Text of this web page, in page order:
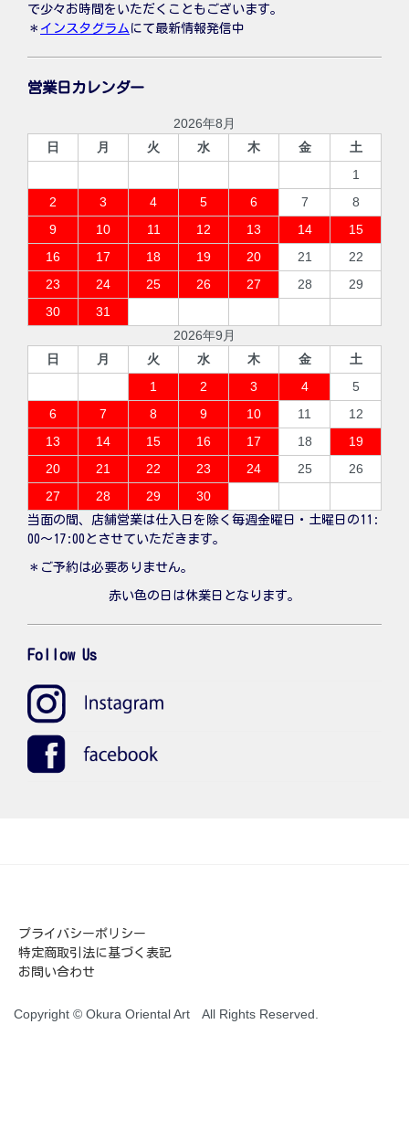
で少々お時間をいただくこともございます。
＊ インスタグラム にて最新情報発信中
営業日カレンダー
2026年8月
日
月 火 水 木 金
土
1
2
3 4 5 6 7
8
9
10 11 12 13 14
15
16
17 18 19 20 21
22
23
24 25 26 27 28
29
30
31
2026年9月
日
月 火 水 木 金
土
1
2 3 4
5
6
7 8 9 10 11
12
13
14 15 16 17 18
19
20
21 22 23 24 25
26
27
28 29 30
当面の間、店舗営業は仕入日を除く毎週金曜日・土曜日の11:
00〜17:00とさせていただきます。
＊ご予約は必要ありません。
赤い色の日は休業日となります。
Follow Us
プライバシーポリシー
特定商取引法に基づく表記
お問い合わせ
Copyright © Okura Oriental Art All Rights Reserved.